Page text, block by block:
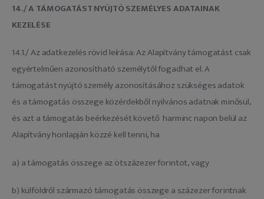
14./ A TÁMOGATÁST NYÚJTÓ SZEMÉLYES ADATAINAK
KEZELÉSE
14.1./ Az adatkezelés rövid leírása: Az Alapítvány támogatást csak
egyértelműen azonosítható személytől fogadhat el. A
támogatást nyújtó személy azonosításához szükséges adatok
és a támogatás összege közérdekből nyilvános adatnak minősül,
és azt a támogatás beérkezését követő harminc napon belül az
Alapítvány honlapján közzé kell tenni, ha
a) a támogatás összege az ötszázezer forintot, vagy
b) külföldről származó támogatás összege a százezer forintnak